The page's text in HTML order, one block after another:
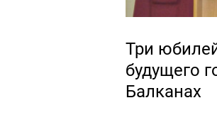
Три
будущего
Балканах